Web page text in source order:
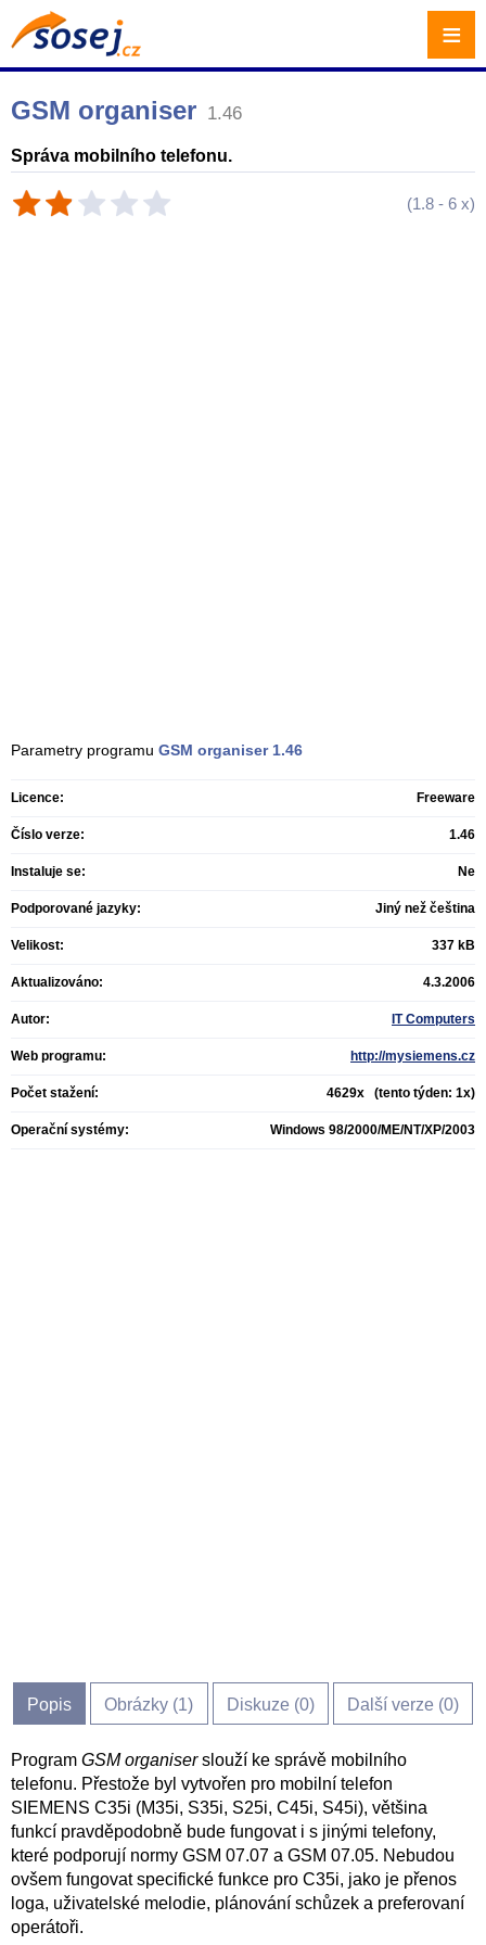
GSM organiser 1.46
Správa mobilního telefonu.
(1.8 - 6 x)
Parametry programu GSM organiser 1.46
Licence: Freeware
Číslo verze: 1.46
Instaluje se: Ne
Podporované jazyky: Jiný než čeština
Velikost: 337 kB
Aktualizováno: 4.3.2006
Autor: IT Computers
Web programu: http://mysiemens.cz
Počet stažení: 4629x (tento týden: 1x)
Operační systémy: Windows 98/2000/ME/NT/XP/2003
Popis Obrázky (1) Diskuze (0) Další verze (0)
Program GSM organiserslouží ke správě mobilního
telefonu. Přestože byl vytvořen pro mobilní telefon
SIEMENS C35i (M35i, S35i, S25i, C45i, S45i), většina
funkcí pravděpodobně bude fungovat i s jinými telefony,
které podporují normy GSM 07.07 a GSM 07.05. Nebudou
ovšem fungovat specifické funkce pro C35i, jako je přenos
loga, uživatelské melodie, plánování schůzek a preferovaní
operátoři.
≡